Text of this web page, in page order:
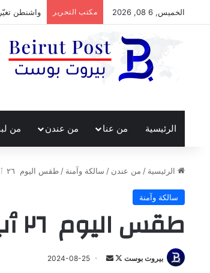
الخميس, 6 08, 2026 مكتب التحرير واشنطن
الرئيسية من عنا من عندن من
الرئيسية / من عندن / سالكة وآمنة / طقس اليوم ٢٦ ٱب
سالكة وآمنة
طقس اليوم ٢٦ ٱب
بيروت بوست
تابعأرسل 2024-08-25